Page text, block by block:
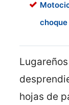
choque
hojas de